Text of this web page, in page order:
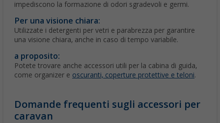
impediscono la formazione di odori sgradevoli e germi.
Per una visione chiara:
Utilizzate i detergenti per vetri e parabrezza per garantire
una visione chiara, anche in caso di tempo variabile.
a proposito:
Potete trovare anche accessori utili per la cabina di guida,
come organizer e oscuranti, coperture protettive e teloni.
Domande frequenti sugli accessori per
caravan